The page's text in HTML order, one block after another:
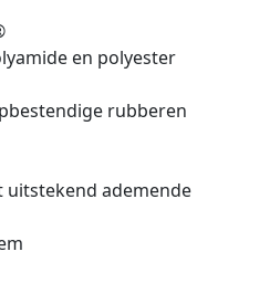
en polyester
rubberen
uitstekend ademende